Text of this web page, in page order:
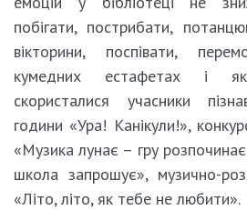
побігати, пострибати,
вікторини, поспівати,
кумедних естафетах і
скористалися учасники
години «Ура! Канікули!»,
«Музика лунає – гру
школа запрошує», музично-
«Літо, літо, як тебе не любити».